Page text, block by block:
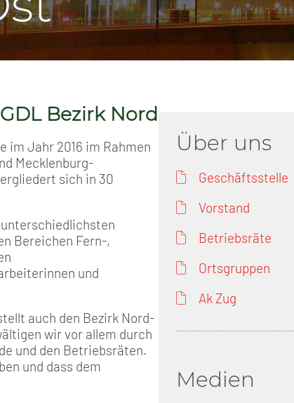
Geschichte
Nord-Ost
Süd-West
& Termine
GDL-Jugend Winter (Ski-Meisterschaft)
Seniorenpolitik
Job-Ticket (DB AG)
Erhöhung des Entgeltes - Mehr als nur Plus (DB AG)
Berufsrechtsschutz
Freizeit- und Unfallversicherung
Ratgeber & Downloads
Nord-Ost
im Jahr 2016 im Rahmen
Mecklenburg-
sich in 30
Bereichen Fern-,
und
auch den Bezirk Nord-
wir vor allem durch
und den Betriebsräten.
und dass dem
Über uns
Geschäftsstelle
Vorstand
Betriebsräte
Ortsgruppen
Ak Zug
Medien